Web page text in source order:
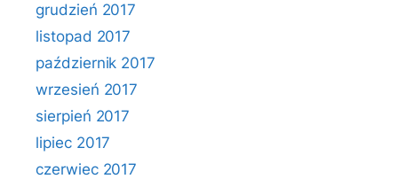
grudzień 2017
listopad 2017
październik 2017
wrzesień 2017
sierpień 2017
lipiec 2017
czerwiec 2017